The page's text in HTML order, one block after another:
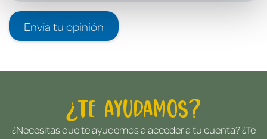
Envía tu opinión
¿Te ayudamos?
¿Necesitas que te ayudemos a acceder a tu cuenta? ¿Te